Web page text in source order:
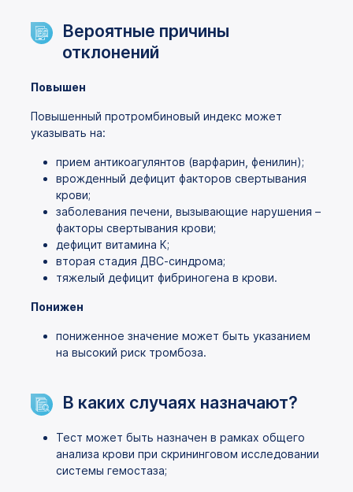
Вероятные причины
отклонений
Повышен
Повышенный протромбиновый индекс может
указывать на:
прием антикоагулянтов (варфарин, фенилин);
врожденный дефицит факторов свертывания
крови;
заболевания печени, вызывающие нарушения –
факторы свертывания крови;
дефицит витамина К;
вторая стадия ДВС-синдрома;
тяжелый дефицит фибриногена в крови.
Понижен
пониженное значение может быть указанием
на высокий риск тромбоза.
В каких случаях назначают?
Тест может быть назначен в рамках общего
анализа крови при скрининговом исследовании
системы гемостаза;